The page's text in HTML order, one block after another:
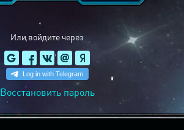
Или войдите через
Восстановить пароль